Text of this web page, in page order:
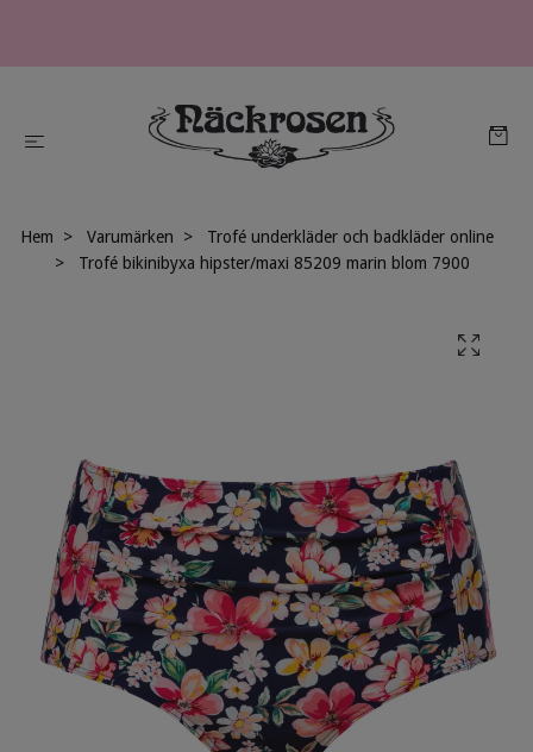
Hem Varumärken
Trofé underkläder och badkläder online
Trofé bikinibyxa hipster/maxi 85209 marin blom 7900